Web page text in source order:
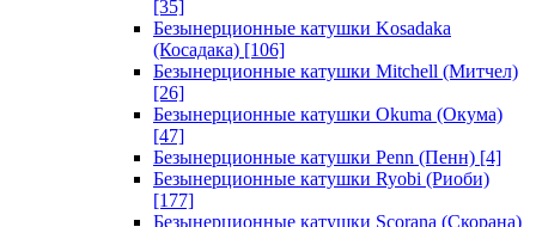
[35]
Безынерционные катушки Kosadaka
(Косадака) [106]
Безынерционные катушки Mitchell (Митчел)
[26]
Безынерционные катушки Okuma (Окума)
[47]
Безынерционные катушки Penn (Пенн) [4]
Безынерционные катушки Ryobi (Риоби)
[177]
Безынерционные катушки Scorana (Скорана)